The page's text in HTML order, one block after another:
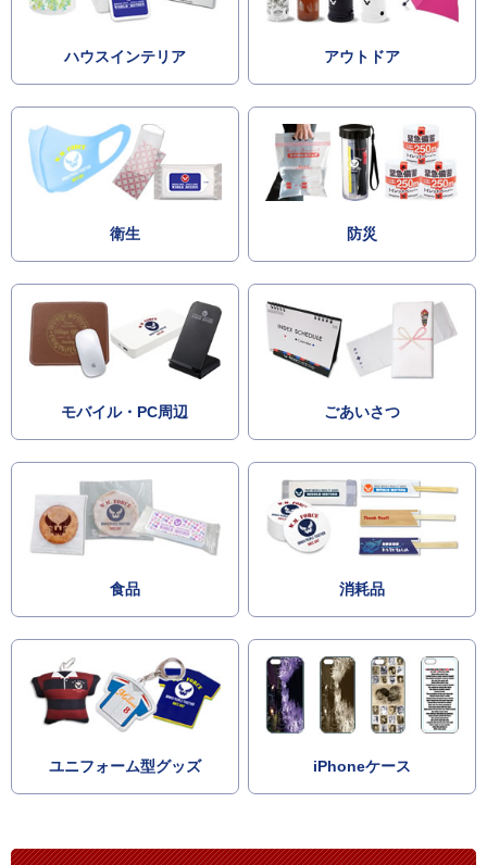
ハウスインテリア アウトドア
衛生 防災
モバイル・PC周辺 ごあいさつ
食品 消耗品
ユニフォーム型グッズ iPhoneケース